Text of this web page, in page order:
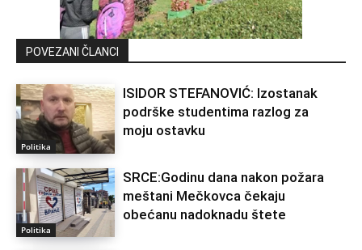
POVEZANI ČLANCI
Politika
ISIDOR STEFANOVIĆ: Izostanak
podrške studentima razlog za
moju ostavku
Politika
SRCE:Godinu dana nakon požara
meštani Mečkovca čekaju
obećanu nadoknadu štete